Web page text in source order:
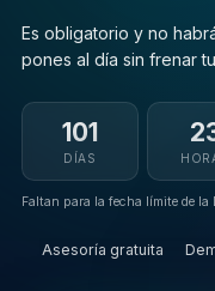
Es obligatorio y no
pones al día sin frenar
101
DÍAS
Faltan para la fecha límite de
Asesoría gratuita